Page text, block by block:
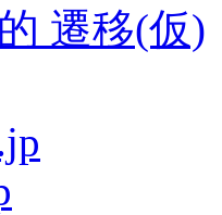
遷移(仮)